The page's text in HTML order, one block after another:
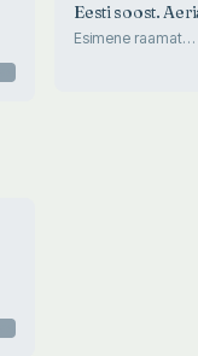
Eesti soost.
views and close-
Esimene raamat
telmatograafiast.
book on